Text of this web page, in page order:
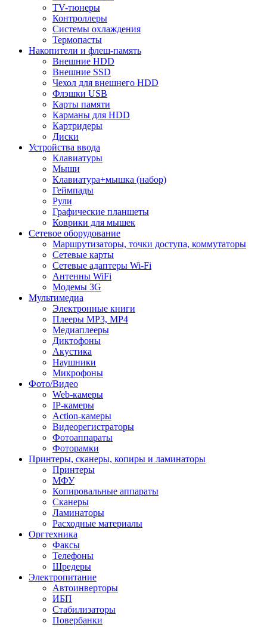
TV-тюнеры
Контроллеры
Системы охлаждения
Термопасты
Накопители и флеш-память
Внешние HDD
Внешние SSD
Чехол для внешнего HDD
Флэшки USB
Карты памяти
Карманы для HDD
Картридеры
Диски
Устройства ввода
Клавиатуры
Мыши
Клавиатура+мышка (набор)
Геймпады
Рули
Графические планшеты
Коврики для мышек
Сетевое оборудование
Маршрутизаторы, точки доступа, коммутаторы
Сетевые карты
Сетевые адаптеры Wi-Fi
Антенны WiFi
Модемы 3G
Мультимедиа
Электронные книги
Плееры MP3, MP4
Медиаплееры
Диктофоны
Акустика
Наушники
Микрофоны
Фото/Видео
Web-камеры
IP-камеры
Action-камеры
Видеорегистраторы
Фотоаппараты
Фоторамки
Принтеры, сканеры, копиры и ламинаторы
Принтеры
МФУ
Копировальные аппараты
Сканеры
Ламинаторы
Расходные материалы
Оргтехника
Факсы
Телефоны
Шредеры
Электропитание
Автоинверторы
ИБП
Стабилизаторы
Повербанки